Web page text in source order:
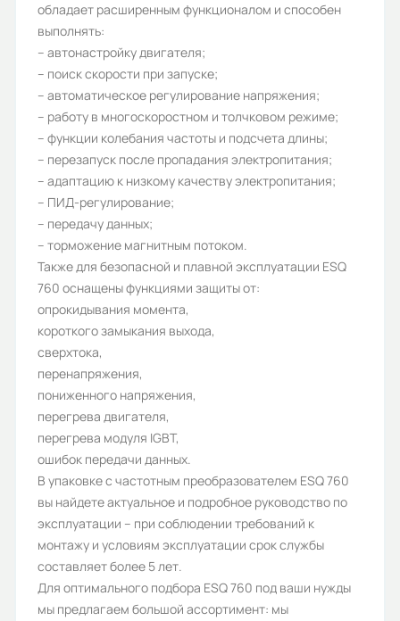
150/110
Дискретные выходы:
Аналоговые выходы:
Аналоговые входы:
Вес (кг):
80
Гарантия, лет:
1
Срок службы, лет:
10
Габариты (ШхВхГ, м):
0.485x0.31x0.88
обладает расширенным функционалом и способен
выполнять:
– автонастройку двигателя;
– поиск скорости при запуске;
– автоматическое регулирование напряжения;
– работу в многоскоростном и толчковом режиме;
– функции колебания частоты и подсчета длины;
– перезапуск после пропадания электропитания;
– адаптацию к низкому качеству электропитания;
– ПИД-регулирование;
– передачу данных;
– торможение магнитным потоком.
Также для безопасной и плавной эксплуатации ESQ
760 оснащены функциями защиты от:
опрокидывания момента,
короткого замыкания выхода,
сверхтока,
перенапряжения,
пониженного напряжения,
перегрева двигателя,
перегрева модуля IGBT,
ошибок передачи данных.
В упаковке с частотным преобразователем ESQ 760
вы найдете актуальное и подробное руководство по
эксплуатации – при соблюдении требований к
монтажу и условиям эксплуатации срок службы
составляет более 5 лет.
Для оптимального подбора ESQ 760 под ваши нужды
мы предлагаем большой ассортимент: мы